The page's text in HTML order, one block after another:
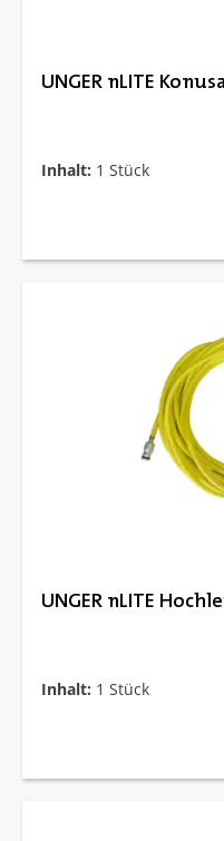
UNGER nLITE
Inhalt: 1 Stück
UNGER nLITE
Inhalt: 1 Stück